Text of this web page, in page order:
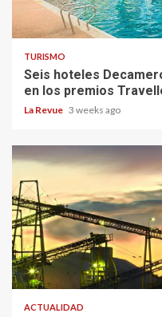
TURISMO
Seis hoteles
en los premios
La Revue 3 weeks ago
ACTUALIDAD